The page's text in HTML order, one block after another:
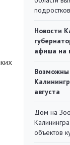
подростков
Новости
афиша на
Возможны
августа
Дом на
объектов